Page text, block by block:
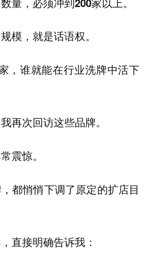
模，就是话语权。
，谁就能在行业洗牌中活下
再次回访这些品牌。
震惊。
都悄悄下调了原定的扩店目
直接明确告诉我：